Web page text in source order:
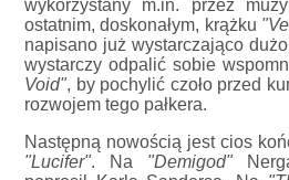
wykorzystany m.in. przez
ostatnim, doskonałym, krążku
napisano już wystarczająco
wystarczy odpalić sobie
Void", by pochylić czoło przed
rozwojem tego pałkera.
Następną nowością jest cios
"Lucifer". Na "Demigod"